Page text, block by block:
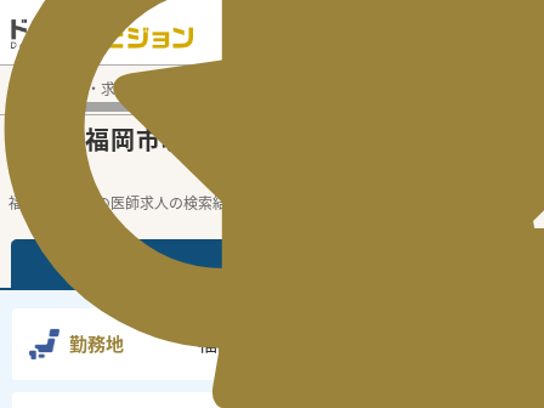
医師転職・求人募集TOP
福岡県福岡市城南区
報
福岡県の常勤の医師求人の検索結果です。
勤務地 福岡県